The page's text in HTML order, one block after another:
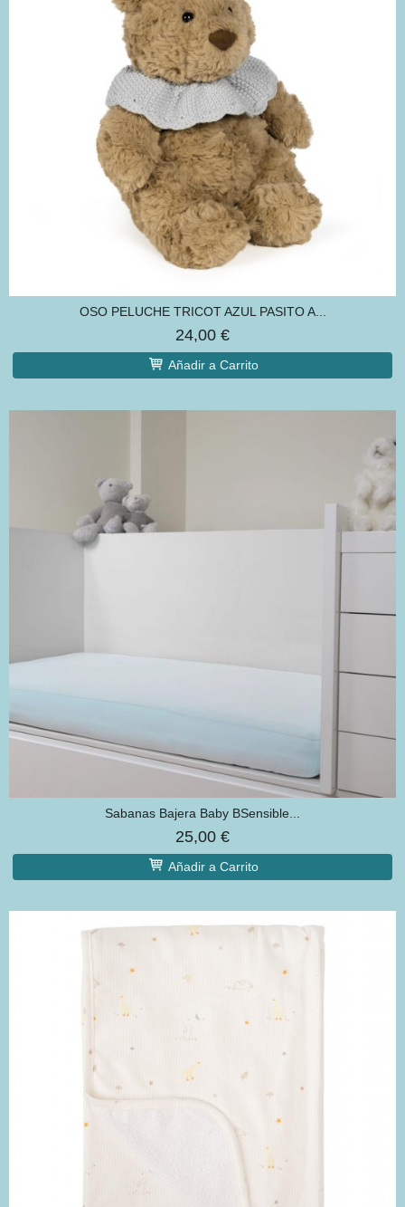
OSO PELUCHE TRICOT AZUL PASITO A...
24,00 €
Añadir a Carrito
Sabanas Bajera Baby BSensible...
25,00 €
Añadir a Carrito